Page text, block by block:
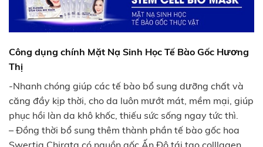
Công dụng chính Mặt Nạ Sinh Học Tế Bào Gốc Hương
Thị
-Nhanh chóng giúp các tế bào bổ sung dưỡng chất và
căng đầy kịp thời, cho da luôn mướt mát, mềm mại, giúp
phục hồi làn da khô khốc, thiếu sức sống ngay tức thì.
– Đồng thời bổ sung thêm thành phần tế bào gốc hoa
Swertia Chirata có nguồn gốc Ấn Độ tái tạo colllagen